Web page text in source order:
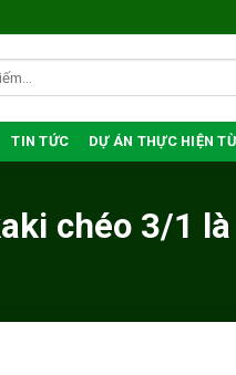
TIN TỨC DỰ ÁN THỰC HIỆN
chéo 3/1